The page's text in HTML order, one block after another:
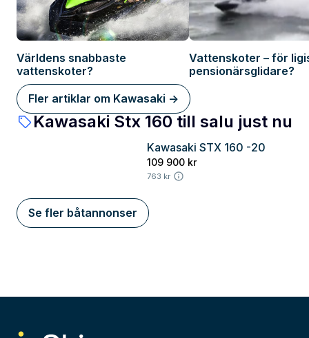
Världens snabbaste
vattenskoter?
Vattenskoter – för
pensionärsglidare?
Fler artiklar om Kawasaki ->
Kawasaki Stx 160 till salu just nu
Kawasaki STX 160 -20
109 900 kr
763 kr
Se fler båtannonser